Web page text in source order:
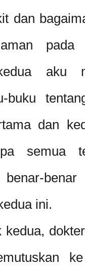
dan
aku
buku
dan
semua
ini.
kedua,